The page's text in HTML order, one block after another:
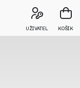
UŽIVATEL KOŠÍK